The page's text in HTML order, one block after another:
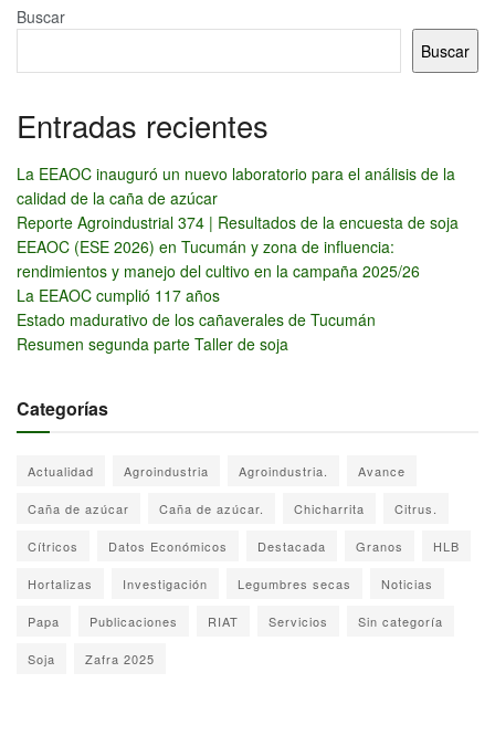
Buscar
Buscar
Entradas recientes
La EEAOC inauguró un nuevo laboratorio para el análisis de la
calidad de la caña de azúcar
Reporte Agroindustrial 374 | Resultados de la encuesta de soja
EEAOC (ESE 2026) en Tucumán y zona de influencia:
rendimientos y manejo del cultivo en la campaña 2025/26
La EEAOC cumplió 117 años
Estado madurativo de los cañaverales de Tucumán
Resumen segunda parte Taller de soja
Categorías
Actualidad Agroindustria Agroindustria. Avance
Caña de azúcar Caña de azúcar. Chicharrita Citrus.
Cítricos Datos Económicos Destacada Granos HLB
Hortalizas Investigación Legumbres secas Noticias
Papa Publicaciones RIAT Servicios Sin categoría
Soja Zafra 2025